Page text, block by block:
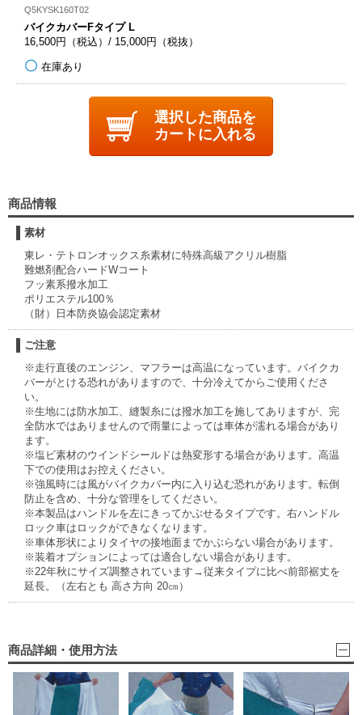
Q5KYSK160T02
バイクカバーFタイプ L
16,500円（税込）/ 15,000円（税抜）
在庫あり
選択した商品を
カートに入れる
商品情報
素材
東レ・テトロンオックス糸素材に特殊高級アクリル樹脂
難燃剤配合ハードWコート
フッ素系撥水加工
ポリエステル100％
（財）日本防炎協会認定素材
ご注意
※走行直後のエンジン、マフラーは高温になっています。バイクカ
バーがとける恐れがありますので、十分冷えてからご使用くださ
い。
※生地には防水加工、縫製糸には撥水加工を施してありますが、完
全防水ではありませんので雨量によっては車体が濡れる場合があり
ます。
※塩ビ素材のウインドシールドは熱変形する場合があります。高温
下での使用はお控えください。
※強風時には風がバイクカバー内に入り込む恐れがあります。転倒
防止を含め、十分な管理をしてください。
※本製品はハンドルを左にきってかぶせるタイプです。右ハンドル
ロック車はロックができなくなります。
※車体形状によりタイヤの接地面までかぶらない場合があります。
※装着オプションによっては適合しない場合があります。
※22年秋にサイズ調整されています→従来タイプに比べ前部裾丈を
延長。（左右とも 高さ方向 20㎝）
商品詳細・使用方法